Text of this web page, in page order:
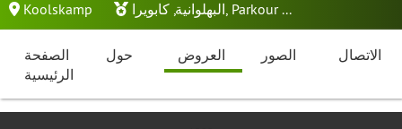
Koolskamp البهلوانية, كابويرا , Parkour...
الصفحة
الرئيسية
حول العروض الصور الاتصال